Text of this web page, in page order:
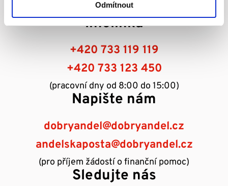
Odmítnout
Infolinka
+420 733 119 119
+420 733 123 450
(pracovní dny od 8:00 do 15:00)
Napište nám
dobryandel@dobryandel.cz
andelskaposta@dobryandel.cz
(pro příjem žádostí o finanční pomoc)
Sledujte nás